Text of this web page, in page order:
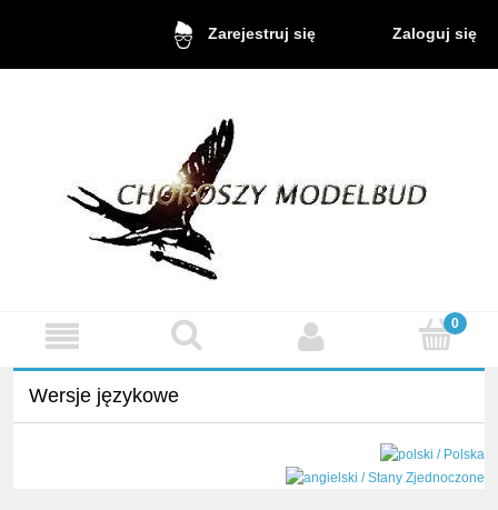
Zarejestruj się Zaloguj się
Wersje językowe